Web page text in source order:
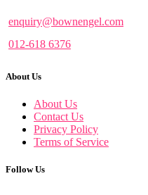
enquiry@bownengel.com
012-618 6376
About Us
About Us
Contact Us
Privacy Policy
Terms of Service
Follow Us